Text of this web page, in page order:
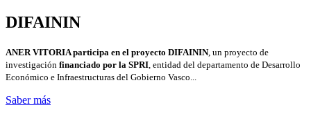
DIFAININ
ANER VITORIA participa en el proyecto DIFAININ, un proyecto de
investigación financiado por la SPRI , entidad del departamento de Desarrollo
Económico e Infraestructuras del Gobierno Vasco...
Saber más